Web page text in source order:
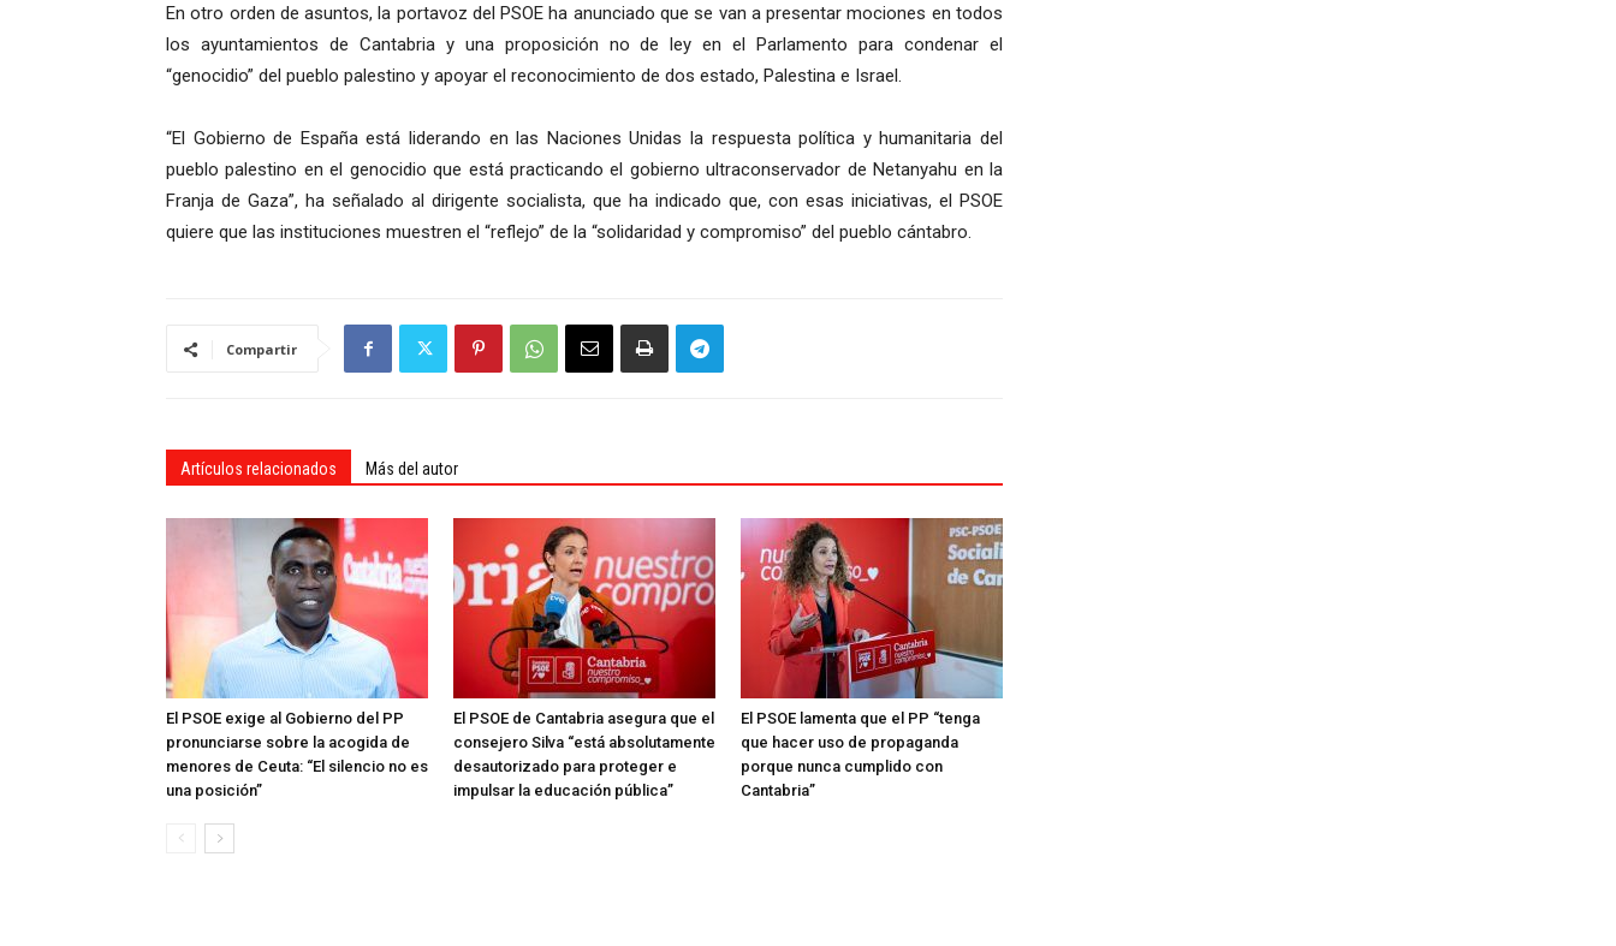
En otro orden de asuntos, la portavoz del PSOE ha anunciado que se van a presentar mociones en todos
los ayuntamientos de Cantabria y una proposición no de ley en el Parlamento para condenar el
“genocidio” del pueblo palestino y apoyar el reconocimiento de dos estado, Palestina e Israel.
“El Gobierno de España está liderando en las Naciones Unidas la respuesta política y humanitaria del
pueblo palestino en el genocidio que está practicando el gobierno ultraconservador de Netanyahu en la
Franja de Gaza”, ha señalado al dirigente socialista, que ha indicado que, con esas iniciativas, el PSOE
quiere que las instituciones muestren el “reflejo” de la “solidaridad y compromiso” del pueblo cántabro.
Compartir
Artículos relacionados Más del autor
El PSOE exige al Gobierno del PP
pronunciarse sobre la acogida de
menores de Ceuta: “El silencio no es
una posición”
El PSOE de Cantabria asegura que el
consejero Silva “está absolutamente
desautorizado para proteger e
impulsar la educación pública”
El PSOE lamenta que el PP “tenga
que hacer uso de propaganda
porque nunca cumplido con
Cantabria”